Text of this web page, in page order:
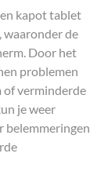
kapot tablet
de
Door het
problemen
of verminderde
je weer
belemmeringen